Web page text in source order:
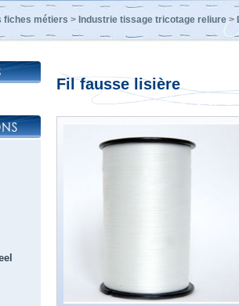
fiches métiers > Industrie tissage tricotage reliure >
Fil fausse lisière